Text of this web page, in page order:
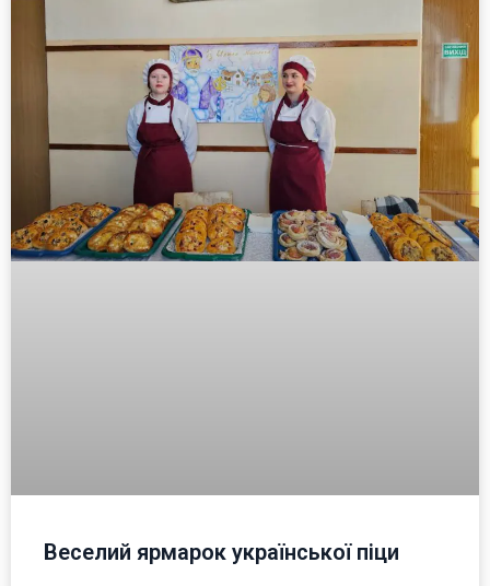
Веселий ярмарок української піци